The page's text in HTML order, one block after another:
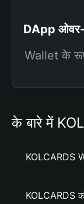
DApp
Wallet के रूप
के बारे में
KOLCARDS
KOLCARDS